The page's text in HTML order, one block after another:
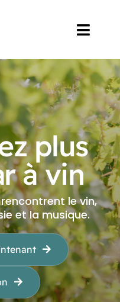
plus
à vin
le vin,
et la musique.